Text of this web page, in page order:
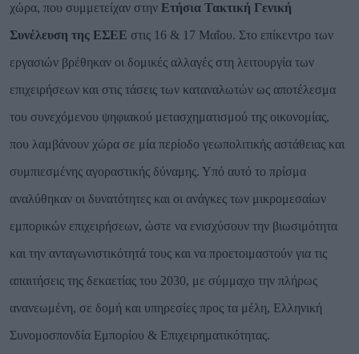
χώρα, που συμμετείχαν στην Ετήσια Τακτική Γενική
Συνέλευση της ΕΣΕΕ στις 16 & 17 Μαΐου. Στο επίκεντρο των
εργασιών βρέθηκαν οι δομικές αλλαγές στη λειτουργία των
επιχειρήσεων και στις τάσεις των καταναλωτών ως αποτέλεσμα
του συνεχόμενου ψηφιακού μετασχηματισμού της οικονομίας,
που λαμβάνουν χώρα σε μία περίοδο γεωπολιτικής αστάθειας και
συμπιεσμένης αγοραστικής δύναμης. Υπό αυτό το πρίσμα
αναλύθηκαν οι δυνατότητες και οι ανάγκες των μικρομεσαίων
εμπορικών επιχειρήσεων, ώστε να ενισχύσουν την βιωσιμότητα
και την ανταγωνιστικότητά τους και να προετοιμαστούν για τις
απαιτήσεις της δεκαετίας του 2030, με σύμμαχο την πλήρως
ανανεωμένη, σε δομή και υπηρεσίες προς τα μέλη, Ελληνική
Συνομοσπονδία Εμπορίου & Επιχειρηματικότητας.